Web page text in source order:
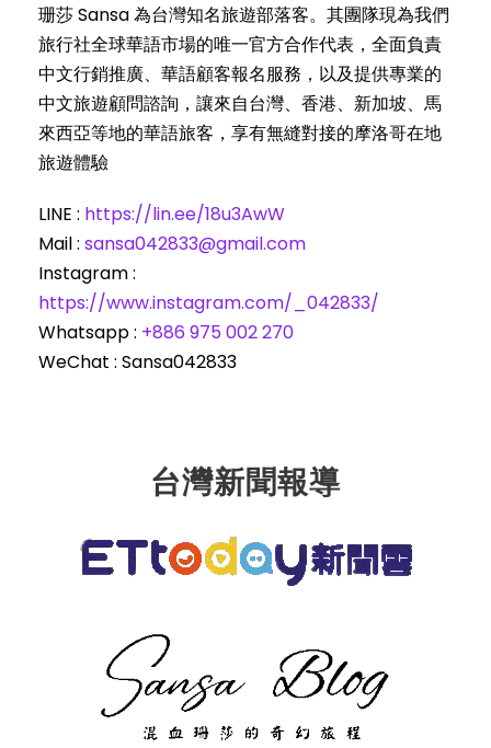
珊莎 Sansa 為台灣知名旅遊部落客。其團隊現為我們
旅行社全球華語市場的唯一官方合作代表，全面負責
中文行銷推廣、華語顧客報名服務，以及提供專業的
中文旅遊顧問諮詢，讓來自台灣、香港、新加坡、馬
來西亞等地的華語旅客，享有無縫對接的摩洛哥在地
旅遊體驗
LINE : https://lin.ee/18u3AwW
Mail : sansa042833@gmail.com
Instagram :
https://www.instagram.com/_042833/
Whatsapp : ‪ +886 975 002 270‬
WeChat : Sansa042833
台灣新聞報導